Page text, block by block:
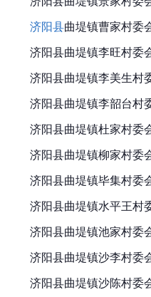
济阳县曲堤镇曹家村委
济阳县曲堤镇李旺村委
济阳县曲堤镇李美生村
济阳县曲堤镇李韶台村
济阳县曲堤镇杜家村委
济阳县曲堤镇柳家村委
济阳县曲堤镇毕集村委
济阳县曲堤镇水平王村
济阳县曲堤镇池家村委
济阳县曲堤镇沙李村委
济阳县曲堤镇沙陈村委